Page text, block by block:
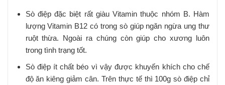
Sò điệp đặc biệt rất giàu Vitamin thuộc nhóm B. Hàm
lượng Vitamin B12 có trong sò giúp ngăn ngừa ung thư
ruột thừa. Ngoài ra chúng còn giúp cho xương luôn
trong tình trạng tốt.
Sò điệp ít chất béo vì vậy được khuyến khích cho chế
độ ăn kiêng giảm cân. Trên thực tế thì 100g sò điệp chỉ